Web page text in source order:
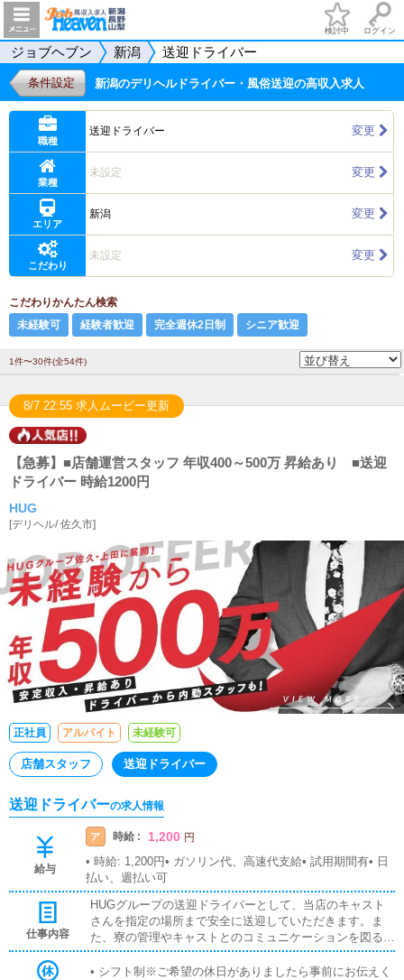
検討中 ログイン
ジョブヘブン 新潟 送迎ドライバー
条件設定 新潟のデリヘルドライバー・風俗送迎の高収入求人
職種
送迎ドライバー 変更
業種
未設定 変更
エリア
新潟 変更
こだわり
未設定 変更
こだわりかんたん検索
未経験可
経験者歓迎 完全週休2日制 シニア歓迎
1件〜30件(全54件)
8/7 22:55 求人ムービー更新
【急募】■店舗運営スタッフ 年収400～500万 昇給あり ■送迎
ドライバー 時給1200円
HUG
[デリヘル/佐久市]
正社員 アルバイト 未経験可
店舗スタッフ 送迎ドライバー
送迎ドライバーの求人情報
給与
ア 時給 : 1,200 円
• 時給: 1,200円• ガソリン代、高速代支給• 試用期間有• 日
払い、週払い可
仕事内容
HUGグループの送迎ドライバーとして、当店のキャスト
さんを指定の場所まで安全に送迎していただきます。ま
た、寮の管理やキャストとのコミュニケーションを図る業
務も含まれます。安全運転はもちろん、キャストが安心し
て働ける環境を整えることが重要です。
• シフト制※ご希望の休日がありましたら事前にお伝えく